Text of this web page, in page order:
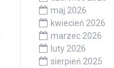
maj 2026
kwiecień 2026
marzec 2026
luty 2026
sierpień 2025